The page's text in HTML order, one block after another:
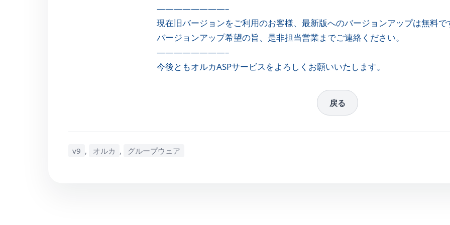
————————–
現在旧バージョンをご利用のお客様、最新版へのバージョンアップは無料で
バージョンアップ希望の旨、是非担当営業までご連絡ください。
————————–
今後ともオルカASPサービスをよろしくお願いいたします。
戻る
v9 , オルカ , グループウェア